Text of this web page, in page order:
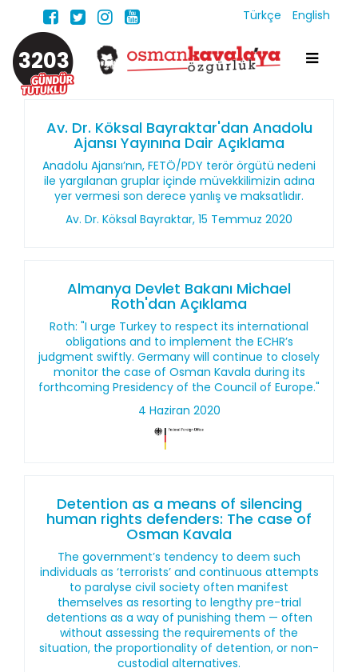
Türkçe English
3203
Av. Dr. Köksal Bayraktar'dan Anadolu
Ajansı Yayınına Dair Açıklama
Anadolu Ajansı’nın, FETÖ/PDY terör örgütü nedeni
ile yargılanan gruplar içinde müvekkilimizin adına
yer vermesi son derece yanlış ve maksatlıdır.
Av. Dr. Köksal Bayraktar, 15 Temmuz 2020
Almanya Devlet Bakanı Michael
Roth'dan Açıklama
Roth: "I urge Turkey to respect its international
obligations and to implement the ECHR’s
judgment swiftly. Germany will continue to closely
monitor the case of Osman Kavala during its
forthcoming Presidency of the Council of Europe."
4 Haziran 2020
Detention as a means of silencing
human rights defenders: The case of
Osman Kavala
The government’s tendency to deem such
individuals as ‘terrorists’ and continuous attempts
to paralyse civil society often manifest
themselves as resorting to lengthy pre-trial
detentions as a way of punishing them — often
without assessing the requirements of the
situation, the proportionality of detention, or non-
custodial alternatives.